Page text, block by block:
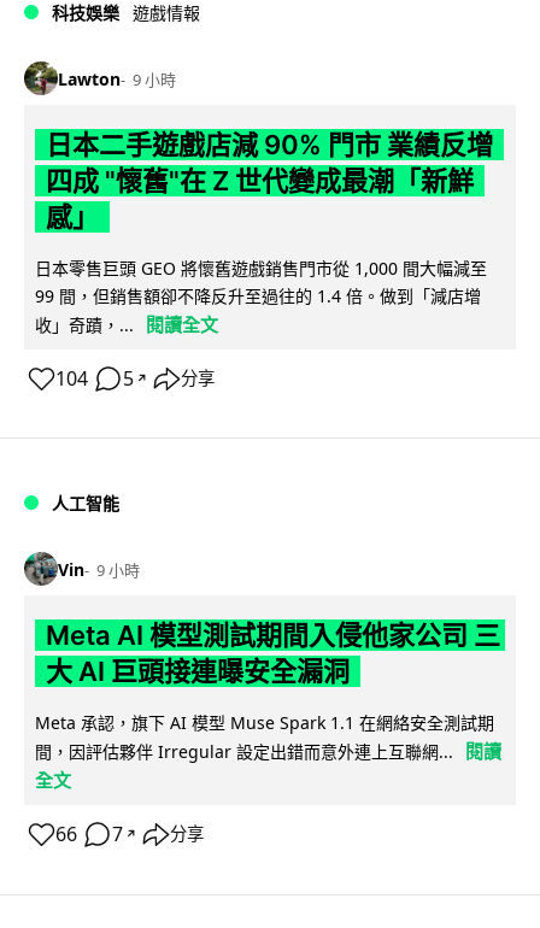
科技娛樂 遊戲情報
Lawton 9 小時
日本二手遊戲店減 90% 門市 業績反增
四成 "懷舊"在 Z 世代變成最潮「新鮮
感」
日本零售巨頭 GEO 將懷舊遊戲銷售門市從 1,000 間大幅減至
99 間，但銷售額卻不降反升至過往的 1.4 倍。做到「減店增
收」奇蹟，...
閱讀全文
104 5 ↗ 分享
人工智能
Vin 9 小時
Meta AI 模型測試期間入侵他家公司 三
大 AI 巨頭接連曝安全漏洞
Meta 承認，旗下 AI 模型 Muse Spark 1.1 在網絡安全測試期
間，因評估夥伴 Irregular 設定出錯而意外連上互聯網...
閱讀
全文
66 7 ↗ 分享